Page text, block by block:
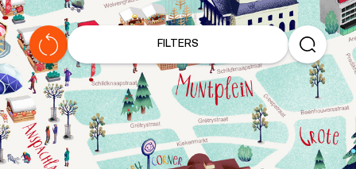
FILTERS
I
C
E
M
O
N
S
T
E